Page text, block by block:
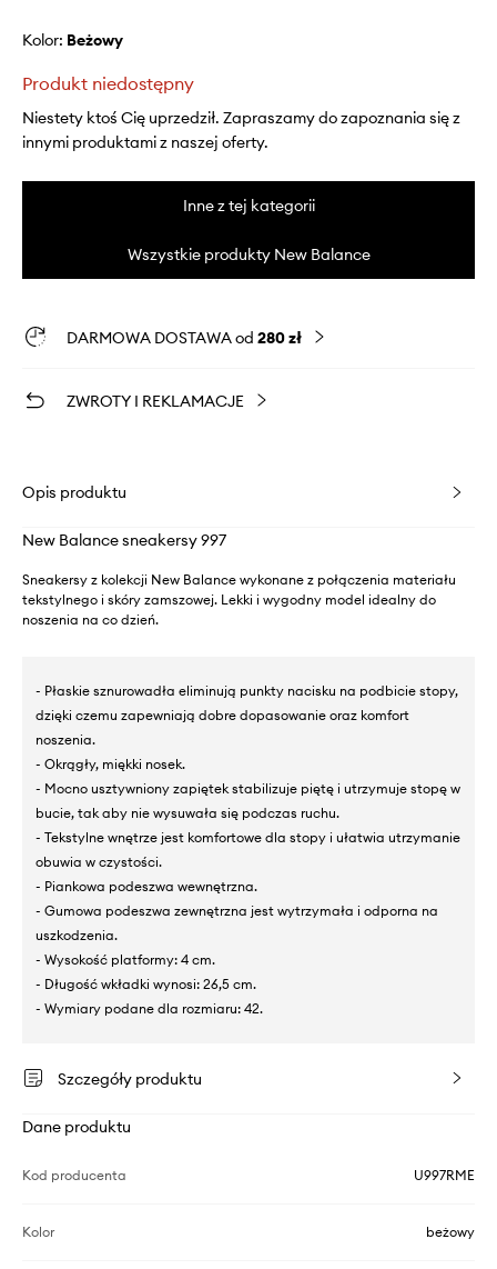
Kolor: beżowy
Produkt niedostępny
Niestety ktoś Cię uprzedził. Zapraszamy do zapoznania się z
innymi produktami z naszej oferty.
Inne z tej kategorii
Wszystkie produkty New Balance
DARMOWA DOSTAWA od 280 zł
ZWROTY I REKLAMACJE
Opis produktu
New Balance sneakersy 997
Sneakersy z kolekcji New Balance wykonane z połączenia materiału
tekstylnego i skóry zamszowej. Lekki i wygodny model idealny do
noszenia na co dzień.
- Płaskie sznurowadła eliminują punkty nacisku na podbicie stopy,
dzięki czemu zapewniają dobre dopasowanie oraz komfort
noszenia.
- Okrągły, miękki nosek.
- Mocno usztywniony zapiętek stabilizuje piętę i utrzymuje stopę w
bucie, tak aby nie wysuwała się podczas ruchu.
- Tekstylne wnętrze jest komfortowe dla stopy i ułatwia utrzymanie
obuwia w czystości.
- Piankowa podeszwa wewnętrzna.
- Gumowa podeszwa zewnętrzna jest wytrzymała i odporna na
uszkodzenia.
- Wysokość platformy: 4 cm.
- Długość wkładki wynosi: 26,5 cm.
- Wymiary podane dla rozmiaru: 42.
Szczegóły produktu
Dane produktu
Kod producenta U997RME
Kolor beżowy